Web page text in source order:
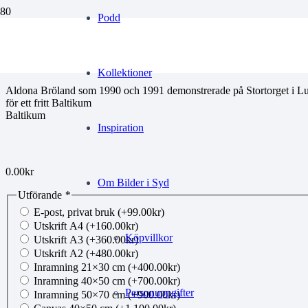
Podd
Kollektioner
Inspiration
Om Bilder i Syd
Köpvillkor
Personuppgifter
Aldona Bröland som 1990 och 1991 demonstrerade på Stortorget i
för ett fritt Baltikum
Baltikum
0.00kr
Utförande *
E-post, privat bruk (+99.00kr)
Utskrift A4 (+160.00kr)
Utskrift A3 (+360.00kr)
Utskrift A2 (+480.00kr)
Inramning 21×30 cm (+400.00kr)
Inramning 40×50 cm (+700.00kr)
Inramning 50×70 cm(+900.00kr)